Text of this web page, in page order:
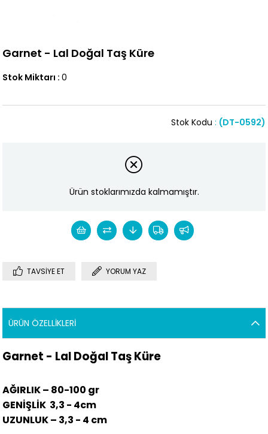
Garnet - Lal Doğal Taş Küre
Stok Miktarı : 0
(DT-0592)
Stok Kodu
Ürün stoklarımızda kalmamıştır.
TAVSIYE ET YORUM YAZ
ÜRÜN ÖZELLIKLERI
Garnet - Lal Doğal Taş Küre
AĞIRLIK – 80-100 gr
GENİŞLİK 3,3 - 4cm
UZUNLUK – 3,3 - 4 cm